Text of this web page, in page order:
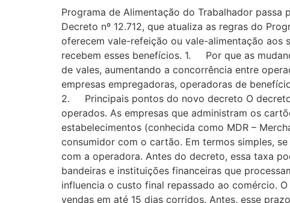
Programa de Alimentação do Trabalhador passa
Decreto nº 12.712, que atualiza as regras do
oferecem vale-refeição ou vale-alimentação aos
recebem esses benefícios. 1. Por que as
de vales, aumentando a concorrência entre
empresas empregadoras, operadoras de
2. Principais pontos do novo decreto O
operados. As empresas que administram os
estabelecimentos (conhecida como MDR –
consumidor com o cartão. Em termos simples,
com a operadora. Antes do decreto, essa taxa
bandeiras e instituições financeiras que
influencia o custo final repassado ao comércio.
vendas em até 15 dias corridos. Antes, esse